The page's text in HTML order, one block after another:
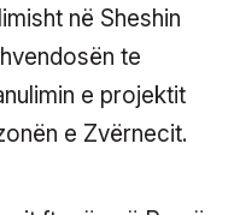
në Sheshin
te
e projektit
e Zvërnecit.